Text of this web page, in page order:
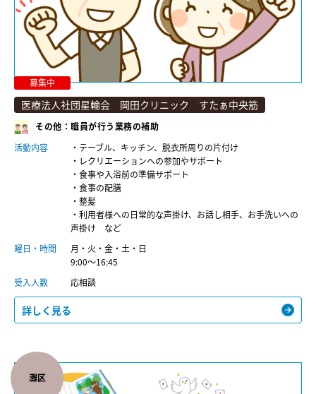
募集中
医療法人社団星輪会 岡田クリニック すたぁ中央筋
その他：職員が⾏う業務の補助
活動内容
・テーブル、キッチン、脱衣所周りの片付け
・レクリエーションへの参加やサポート
・食事や入浴前の準備サポート
・食事の配膳
・整髪
・利用者様への日常的な声掛け、お話し相手、お手洗いへの
声掛け など
曜日・時間
月・火・金・土・日
9:00～16:45
受入人数
応相談
詳しく見る
灘区